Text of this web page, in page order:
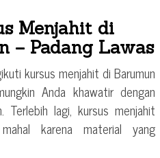
Menjahit di
– Padang Lawas
kursus menjahit di Barumun
Anda khawatir dengan
Terlebih lagi, kursus menjahit
karena material yang